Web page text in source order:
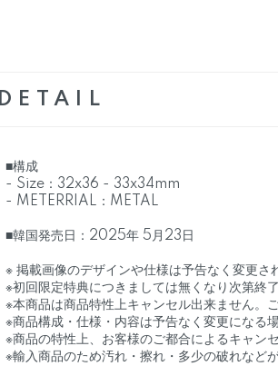
DETAIL
■構成
- Size：32x36 - 33x34mm
- METERRIAL：METAL
■韓国発売日：2025年 5月23日
※ 掲載画像のデザインや仕様は予告なく変更さ
※初回限定特典につきましては無くなり次第終了
※本商品は商品特性上キャンセル出来ません。ご
※商品構成・仕様・内容は予告なく変更になる
※商品の特性上、お客様のご都合によるキャン
※輸入商品のため汚れ・擦れ・多少の破れなど